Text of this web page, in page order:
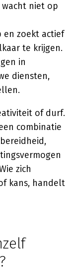
niet op
en zoekt actief
te krijgen.
in
diensten,
of durf.
combinatie
zich
kans, handelt